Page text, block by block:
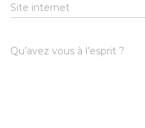
Site internet
Qu’avez vous à l’esprit ?